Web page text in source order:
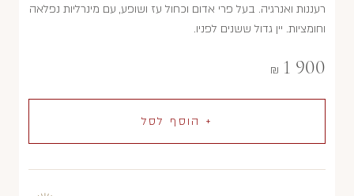
רעננות ואנרגיה. בעל פרי אדום וכחול עז ושופע, עם מינרליות נפלאה
וחומציות. יין גדול ששנים לפניו.
1 900
₪
+ הוסף לסל